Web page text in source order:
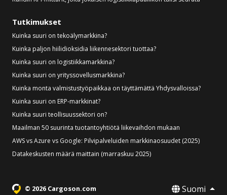
Tutkimukset
Kuinka suuri on tekoälymarkkina?
Kuinka paljon hiilidioksidia liikennesektori tuottaa?
Kuinka suuri on logistiikkamarkkina?
Kuinka suuri on yrityssovellusmarkkina?
Kuinka monta valmistustyöpaikkaa on täyttämättä Yhdysvalloissa?
Kuinka suuri on ERP-markkinat?
Kuinka suuri teollisuussektori on?
Maailman 50 suurinta tuotantoyhtiötä liikevaihdon mukaan
AWS vs Azure vs Google: Pilvipalveluiden markkinaosuudet (2025)
Datakeskusten määrä maittain (marraskuu 2025)
© 2026 Cargoson.com Suomi